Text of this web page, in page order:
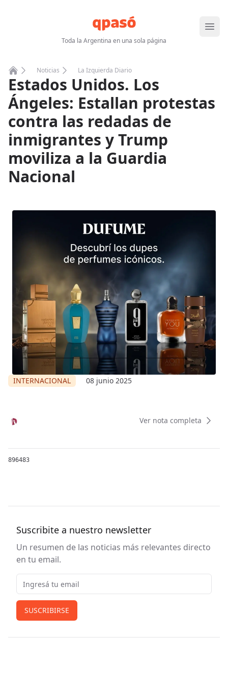
Toda la Argentina en una sola página
Abrir
Home
Noticias La Izquierda Diario
Estados Unidos. Los
Ángeles: Estallan protestas
contra las redadas de
inmigrantes y Trump
moviliza a la Guardia
Nacional
INTERNACIONAL 08 junio 2025
Ver nota completa
896483
Suscribite a nuestro newsletter
Un resumen de las noticias más relevantes directo
en tu email.
Email
SUSCRIBIRSE